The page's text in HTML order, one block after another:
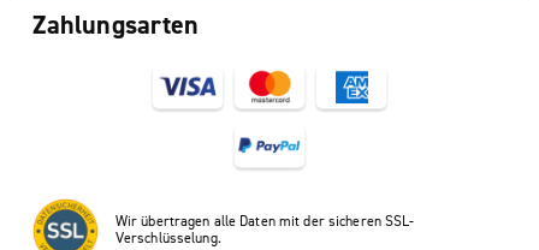
Zahlungsarten
Wir übertragen alle Daten mit der sicheren SSL-
Verschlüsselung.